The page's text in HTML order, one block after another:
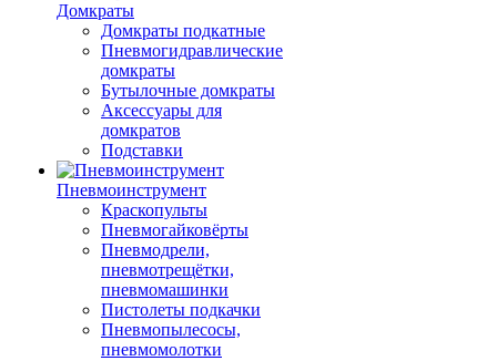
Домкраты
Домкраты подкатные
Пневмогидравлические
домкраты
Бутылочные домкраты
Аксессуары для
домкратов
Подставки
Пневмоинструмент
Краскопульты
Пневмогайковёрты
Пневмодрели,
пневмотрещётки,
пневмомашинки
Пистолеты подкачки
Пневмопылесосы,
пневмомолотки